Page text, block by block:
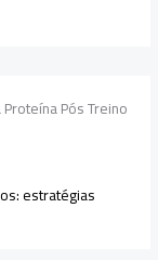
Pós Treino
estratégias